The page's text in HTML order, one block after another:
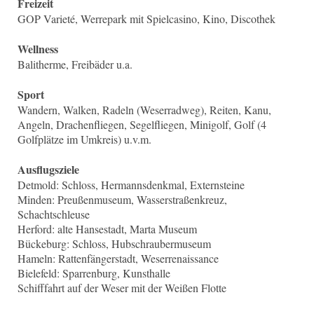
GOP Varieté, Werrepark mit Spielcasino, Kino, Discothek
Wellness
Balitherme, Freibäder u.a.
Sport
Wandern, Walken, Radeln (Weserradweg), Reiten, Kanu,
Angeln, Drachenfliegen, Segelfliegen, Minigolf, Golf (4
Golfplätze im Umkreis) u.v.m.
Ausflugsziele
Detmold: Schloss, Hermannsdenkmal, Externsteine
Minden: Preußenmuseum, Wasserstraßenkreuz,
Schachtschleuse
Herford: alte Hansestadt, Marta Museum
Bückeburg: Schloss, Hubschraubermuseum
Hameln: Rattenfängerstadt, Weserrenaissance
Bielefeld: Sparrenburg, Kunsthalle
Schifffahrt auf der Weser mit der Weißen Flotte